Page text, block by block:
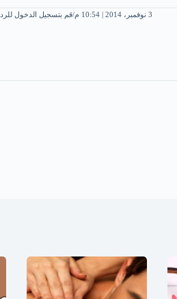
3 نوفمبر، 2014 | 10:54 م قم بتسجيل الدخول للرد